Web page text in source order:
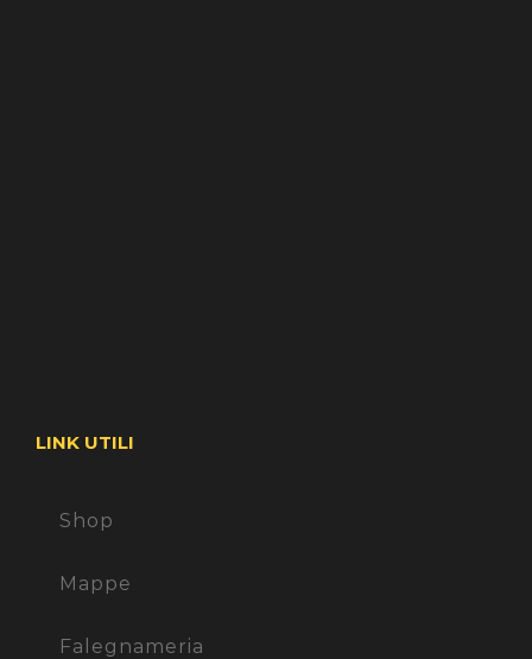
LINK UTILI
Shop
Mappe
Falegnameria